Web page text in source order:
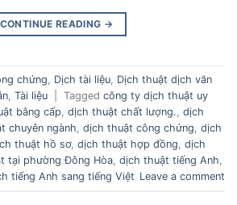
CONTINUE READING →
chứng Dịch tài liệu Dịch thuật dịch văn
Tài liệu Tagged công ty dịch thuật uy
bằng cấp dịch thuật chất lượng. dịch
chuyên ngành dịch thuật công chứng dịch
thuật hồ sơ, dịch thuật hợp đồng dịch
tại phường Đông Hòa dịch thuật tiếng Anh
tiếng Anh sang tiếng Việt Leave a comment